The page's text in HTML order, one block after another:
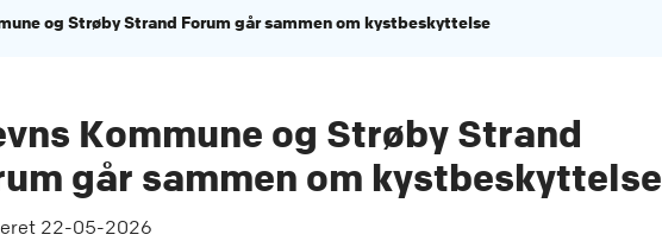
og Strøby Strand Forum går sammen om kystbeskyttelse
Kommune og Strøby Strand
går sammen om kystbeskyttelse
22-05-2026